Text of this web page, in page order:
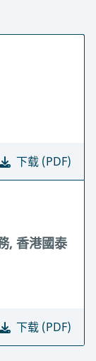
下载 (PDF)
, 香港國泰
下载 (PDF)